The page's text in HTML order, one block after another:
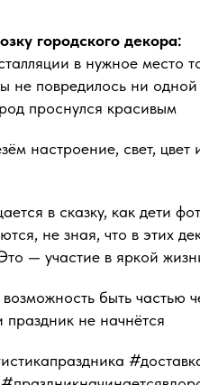
городского декора:
в нужное место
не повредилось ни одной
проснулся красивым
настроение, свет, цвет
в сказку, как дети
не зная, что в этих
— участие в яркой
возможность быть частью
праздник не начнётся